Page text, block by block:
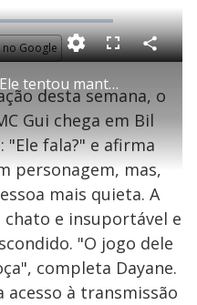
Google
MC Gui analisa Bil: "Ele tentou manter um personagem" - A Fazenda 13
F
l
s
c
e
n
C
o
r
l
a
desta semana, o
Gui chega em Bil
fala?" e afirma
personagem, mas,
mais quieta. A
chato e insuportável e
"O jogo dele
completa Dayane.
acesso à transmissão